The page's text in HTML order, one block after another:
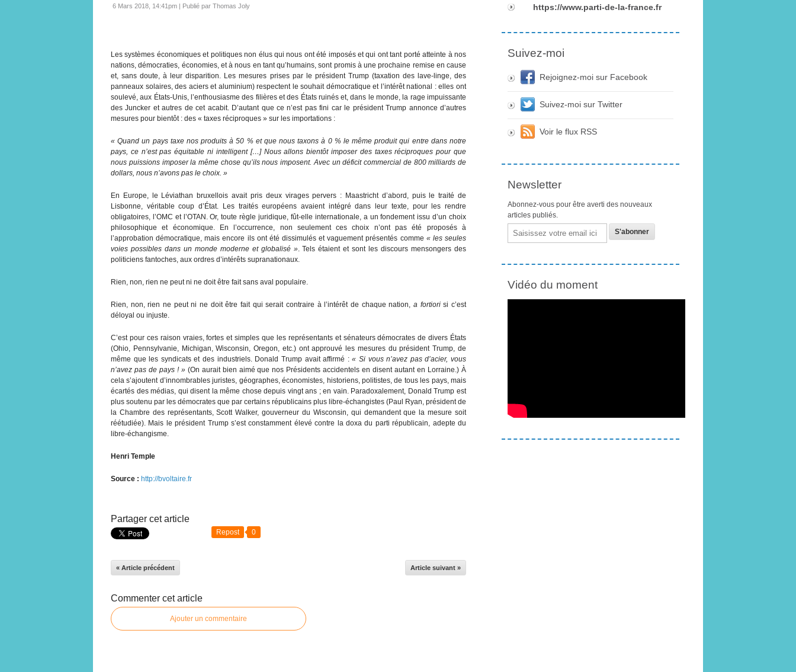
6 Mars 2018, 14:41pm | Publié par Thomas Joly
Les systèmes économiques et politiques non élus qui nous ont été imposés et qui ont tant porté atteinte à nos
nations, démocraties, économies, et à nous en tant qu’humains, sont promis à une prochaine remise en cause
et, sans doute, à leur disparition. Les mesures prises par le président Trump (taxation des lave-linge, des
panneaux solaires, des aciers et aluminium) respectent le souhait démocratique et l’intérêt national : elles ont
soulevé, aux États-Unis, l’enthousiasme des filières et des États ruinés et, dans le monde, la rage impuissante
des Juncker et autres de cet acabit. D’autant que ce n’est pas fini car le président Trump annonce d’autres
mesures pour bientôt : des « taxes réciproques » sur les importations :
« Quand un pays taxe nos produits à 50 % et que nous taxons à 0 % le même produit qui entre dans notre
pays, ce n’est pas équitable ni intelligent […] Nous allons bientôt imposer des taxes réciproques pour que
nous puissions imposer la même chose qu’ils nous imposent. Avec un déficit commercial de 800 milliards de
dollars, nous n’avons pas le choix. »
En Europe, le Léviathan bruxellois avait pris deux virages pervers : Maastricht d’abord, puis le traité de
Lisbonne, véritable coup d’État. Les traités européens avaient intégré dans leur texte, pour les rendre
obligatoires, l’OMC et l’OTAN. Or, toute règle juridique, fût-elle internationale, a un fondement issu d’un choix
philosophique et économique. En l’occurrence, non seulement ces choix n’ont pas été proposés à
l’approbation démocratique, mais encore ils ont été dissimulés et vaguement présentés comme « les seules
voies possibles dans un monde moderne et globalisé ». Tels étaient et sont les discours mensongers des
politiciens fantoches, aux ordres d’intérêts supranationaux.
Rien, non, rien ne peut ni ne doit être fait sans aval populaire.
Rien, non, rien ne peut ni ne doit être fait qui serait contraire à l’intérêt de chaque nation, a fortiorisi c’est
déloyal ou injuste.
C’est pour ces raison vraies, fortes et simples que les représentants et sénateurs démocrates de divers États
(Ohio, Pennsylvanie, Michigan, Wisconsin, Oregon, etc.) ont approuvé les mesures du président Trump, de
même que les syndicats et des industriels. Donald Trump avait affirmé :« Si vous n’avez pas d’acier, vous
n’avez pas de pays ! »(On aurait bien aimé que nos Présidents accidentels en disent autant en Lorraine.) À
cela s’ajoutent d’innombrables juristes, géographes, économistes, historiens, politistes, de tous les pays, mais
écartés des médias, qui disent la même chose depuis vingt ans ; en vain. Paradoxalement, Donald Trump est
plus soutenu par les démocrates que par certains républicains plus libre-échangistes (Paul Ryan, président de
la Chambre des représentants, Scott Walker, gouverneur du Wisconsin, qui demandent que la mesure soit
réétudiée). Mais le président Trump s’est constamment élevé contre la doxa du parti républicain, adepte du
libre-échangisme.
Henri Temple
Source : http://bvoltaire.fr
Partager cet article
Repost 0
« Article précédent Article suivant »
Commenter cet article
Ajouter un commentaire
https://www.parti-de-la-france.fr
Suivez-moi
Rejoignez-moi sur Facebook
Suivez-moi sur Twitter
Voir le flux RSS
Newsletter
Abonnez-vous pour être averti des nouveaux
articles publiés.
Email
Vidéo du moment